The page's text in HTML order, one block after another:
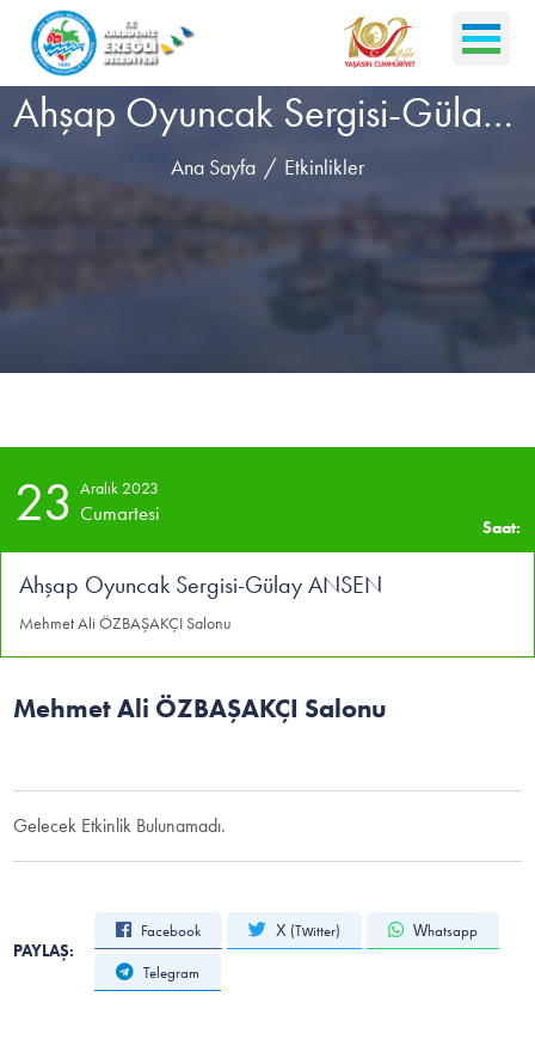
Ahşap Oyuncak Sergisi-Gülay ANSEN
Ana Sayfa Etkinlikler
23 Aralık 2023
Cumartesi
Saat:
Ahşap Oyuncak Sergisi-Gülay ANSEN
Mehmet Ali ÖZBAŞAKÇI Salonu
Mehmet Ali ÖZBAŞAKÇI Salonu
Gelecek Etkinlik Bulunamadı.
PAYLAŞ:
Facebook X (Twitter) Whatsapp
Telegram